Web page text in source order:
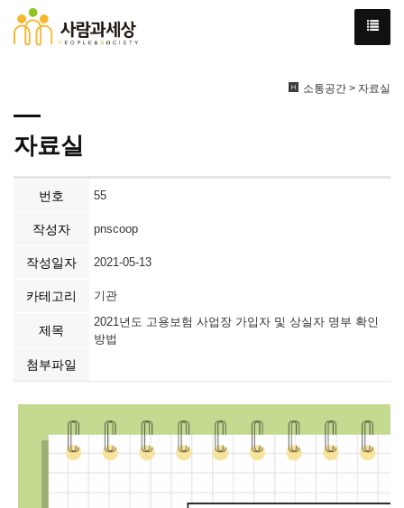
소통공간 > 자료실
자료실
번호 55
작성자 pnscoop
작성일자 2021-05-13
카테고리 기관
제목
2021년도 고용보험 사업장 가입자 및 상실자 명부 확인
방법
첨부파일